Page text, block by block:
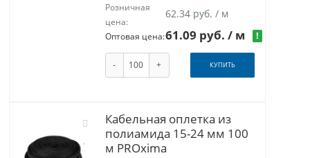
Розничная
цена:
62.34 руб. / м
Оптовая цена:61.09 руб./ м !
- + КУПИТЬ
Кабельная оплетка из
полиамида 15-24 мм 100
м PROxima